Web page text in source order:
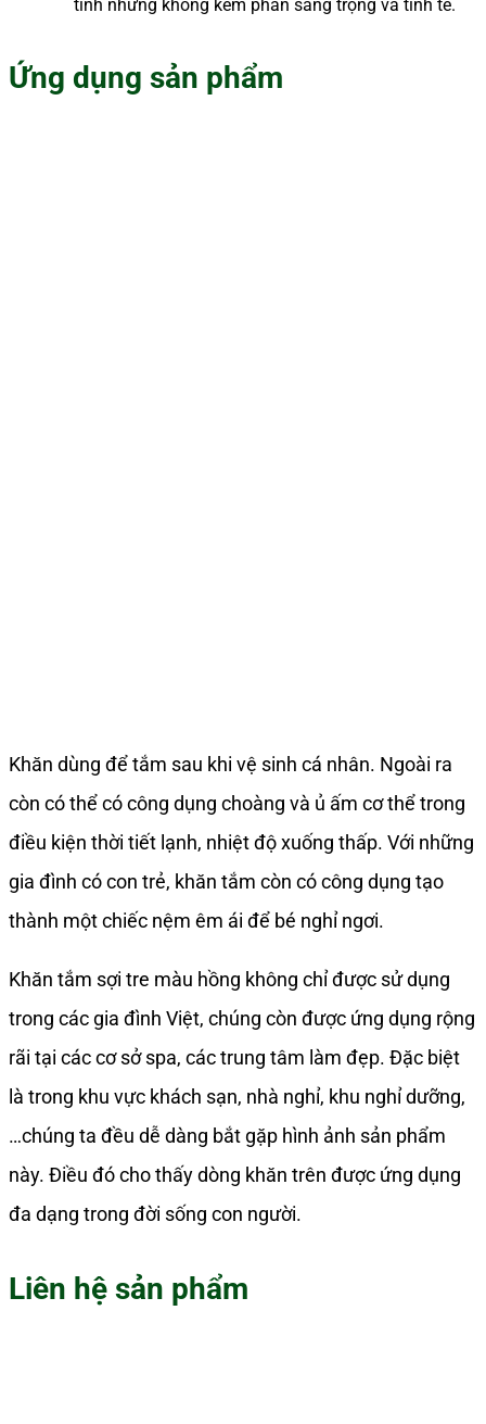
tính nhưng không kém phần sang trọng và tinh tế.
Ứng dụng sản phẩm
Khăn dùng để tắm sau khi vệ sinh cá nhân. Ngoài ra
còn có thể có công dụng choàng và ủ ấm cơ thể trong
điều kiện thời tiết lạnh, nhiệt độ xuống thấp. Với những
gia đình có con trẻ, khăn tắm còn có công dụng tạo
thành một chiếc nệm êm ái để bé nghỉ ngơi.
Khăn tắm sợi tre màu hồng không chỉ được sử dụng
trong các gia đình Việt, chúng còn được ứng dụng rộng
rãi tại các cơ sở spa, các trung tâm làm đẹp. Đặc biệt
là trong khu vực khách sạn, nhà nghỉ, khu nghỉ dưỡng,
…chúng ta đều dễ dàng bắt gặp hình ảnh sản phẩm
này. Điều đó cho thấy dòng khăn trên được ứng dụng
đa dạng trong đời sống con người.
Liên hệ sản phẩm